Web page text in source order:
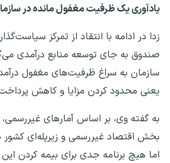
یادآوری یک ظرفیت مغفول مانده در
زدا در ادامه با انتقاد از تمرکز
صندوق به جای توسعه منابع درآمدی
سازمان به سراغ ظرفیت‌های مغفول
یعنی محدود کردن مزایا و کاهش
بخش اقتصاد غیررسمی و زیرپله‌ای
اما هیچ برنامه جدی برای بیمه کردن